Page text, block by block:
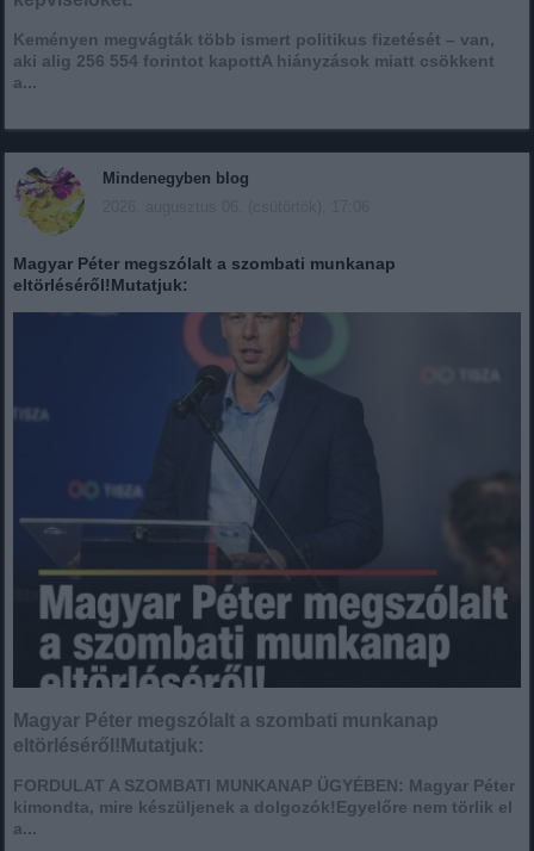
Keményen megvágták több ismert politikus fizetését – van,
aki alig 256 554 forintot kapottA hiányzások miatt csökkent
a...
Mindenegyben blog
Magyar Péter megszólalt a szombati munkanap
eltörléséről!Mutatjuk:
Magyar Péter megszólalt a szombati munkanap
eltörléséről!Mutatjuk:
FORDULAT A SZOMBATI MUNKANAP ÜGYÉBEN: Magyar Péter
kimondta, mire készüljenek a dolgozók!Egyelőre nem törlik el
a...